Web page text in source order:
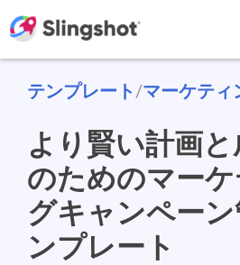
テンプレート /マーケティ
より賢い計画
のためのマー
グキャンペー
ンプレート